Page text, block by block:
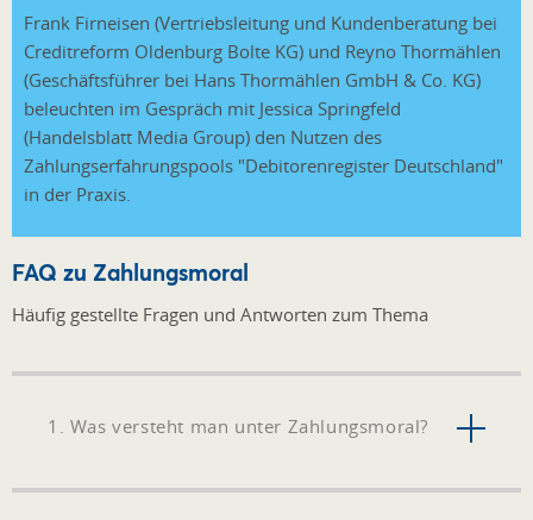
Frank Firneisen (Vertriebsleitung und Kundenberatung bei
Creditreform Oldenburg Bolte KG) und Reyno Thormählen
(Geschäftsführer bei Hans Thormählen GmbH & Co. KG)
beleuchten im Gespräch mit Jessica Springfeld
(Handelsblatt Media Group) den Nutzen des
Zahlungserfahrungspools "Debitorenregister Deutschland"
in der Praxis.
FAQ zu Zahlungsmoral
Häufig gestellte Fragen und Antworten zum Thema
1. Was versteht man unter Zahlungsmoral?